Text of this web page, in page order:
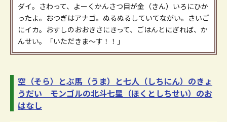
ダイ。さわって、よーくかんさつ目が金（きん）いろにひか
ったよ。おつぎはアナゴ。ぬるぬるしていてながい。さいご
にイカ。おすしのおおきさにきって、ごはんとにぎれば、か
んせい。「いただきま～す！！」
空（そら）とぶ馬（うま）と七人（しちにん）のきょ
うだい モンゴルの北斗七星（ほくとしちせい）のお
はなし